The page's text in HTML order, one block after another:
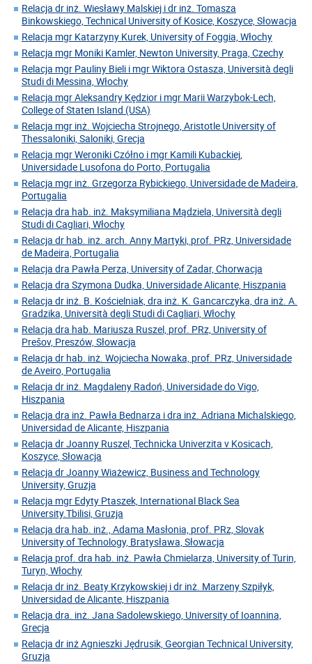
Relacja dr inż. Wiesławy Malskiej i dr inż. Tomasza
Binkowskiego, Technical University of Kosice, Koszyce, Słowacja
Relacja mgr Katarzyny Kurek, University of Foggia, Włochy
Relacja mgr Moniki Kamler, Newton University, Praga, Czechy
Relacja mgr Pauliny Bieli i mgr Wiktora Ostasza, Università degli
Studi di Messina, Włochy
Relacja mgr Aleksandry Kędzior i mgr Marii Warzybok-Lech,
College of Staten Island (USA)
Relacja mgr inż. Wojciecha Strojnego, Aristotle University of
Thessaloniki, Saloniki, Grecja
Relacja mgr Weroniki Czółno i mgr Kamili Kubackiej,
Universidade Lusofona do Porto, Portugalia
Relacja mgr inż. Grzegorza Rybickiego, Universidade de Madeira,
Portugalia
Relacja dra hab. inż. Maksymiliana Mądziela, Università degli
Studi di Cagliari, Włochy
Relacja dr hab. inż. arch. Anny Martyki, prof. PRz, Universidade
de Madeira, Portugalia
Relacja dra Pawła Perza, University of Zadar, Chorwacja
Relacja dra Szymona Dudka, Universidade Alicante, Hiszpania
Relacja dr inż. B. Kościelniak, dra inż. K. Gancarczyka, dra inż. A.
Gradzika, Università degli Studi di Cagliari, Włochy
Relacja dra hab. Mariusza Ruszel, prof. PRz, University of
Prešov, Preszów, Słowacja
Relacja dr hab. inż. Wojciecha Nowaka, prof. PRz, Universidade
de Aveiro, Portugalia
Relacja dr inż. Magdaleny Radoń, Universidade do Vigo,
Hiszpania
Relacja dra inż. Pawła Bednarza i dra inż. Adriana Michalskiego,
Universidad de Alicante, Hiszpania
Relacja dr Joanny Ruszel, Technicka Univerzita v Kosicach,
Koszyce, Słowacja
Relacja dr Joanny Wiażewicz, Business and Technology
University, Gruzja
Relacja mgr Edyty Ptaszek, International Black Sea
University.Tbilisi, Gruzja
Relacja dra hab. inż., Adama Masłonia, prof. PRz, Slovak
University of Technology, Bratysława, Słowacja
Relacja prof. dra hab. inż. Pawła Chmielarza, University of Turin,
Turyn, Włochy
Relacja dr inż. Beaty Krzykowskiej i dr inż. Marzeny Szpiłyk,
Universidad de Alicante, Hiszpania
Relacja dra. inż. Jana Sadolewskiego, University of Ioannina,
Grecja
Relacja dr inż Agnieszki Jędrusik, Georgian Technical University,
Gruzja